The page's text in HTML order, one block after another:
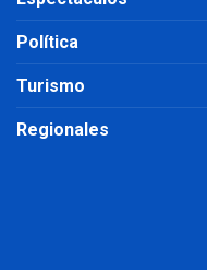
Política
Turismo
Regionales